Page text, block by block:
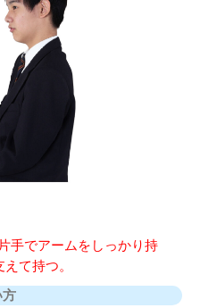
手でアームをしっかり持
て持つ。